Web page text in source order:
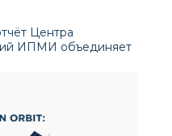
Центра
ИПМИ объединяет
сдвиги в США
внутренние реформы и
как